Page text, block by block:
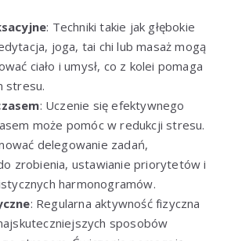
: Techniki takie jak głębokie
joga, tai chi lub masaż mogą
ciało i umysł, co z kolei pomaga
stresu.
: Uczenie się efektywnego
może pomóc w redukcji stresu.
delegowanie zadań,
zrobienia, ustawianie priorytetów i
harmonogramów.
: Regularna aktywność fizyczna
sposobów